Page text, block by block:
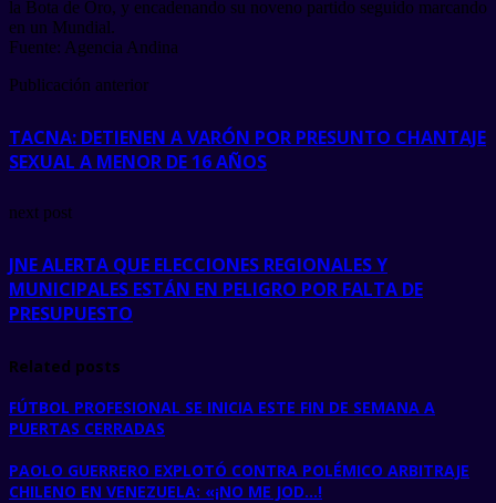
la Bota de Oro, y encadenando su noveno partido seguido marcando
en un Mundial.
Fuente: Agencia Andina
Publicación anterior
TACNA: DETIENEN A VARÓN POR PRESUNTO CHANTAJE
SEXUAL A MENOR DE 16 AÑOS
next post
JNE ALERTA QUE ELECCIONES REGIONALES Y
MUNICIPALES ESTÁN EN PELIGRO POR FALTA DE
PRESUPUESTO
Related posts
FÚTBOL PROFESIONAL SE INICIA ESTE FIN DE SEMANA A
PUERTAS CERRADAS
PAOLO GUERRERO EXPLOTÓ CONTRA POLÉMICO ARBITRAJE
CHILENO EN VENEZUELA: «¡NO ME JOD…!